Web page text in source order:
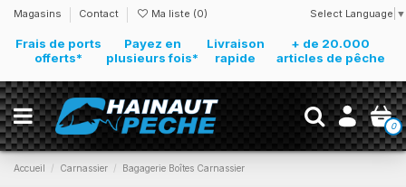
Magasins Contact Ma liste (0) Select Language ▼
Frais de ports
offerts*
Payez en
plusieurs fois*
Livraison
rapide
+ de 20.000
articles de pêche
0
Accueil Carnassier Bagagerie Boîtes Carnassier